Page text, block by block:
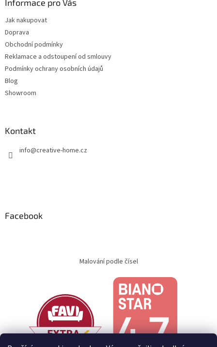
Informace pro Vás
Jak nakupovat
Doprava
Obchodní podmínky
Reklamace a odstoupení od smlouvy
Podmínky ochrany osobních údajů
Blog
Showroom
Kontakt
info@creative-home.cz
Facebook
Malování podle čísel